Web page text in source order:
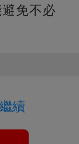
免不必
續